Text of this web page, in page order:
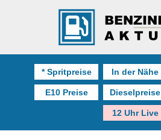
* Spritpreise In der Nähe
E10 Preise Dieselpreise
12 Uhr Live